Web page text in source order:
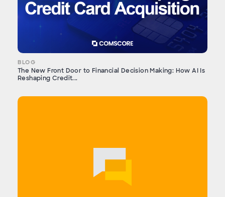
BLOG
The New Front Door to Financial Decision Making: How AI Is
Reshaping Credit...